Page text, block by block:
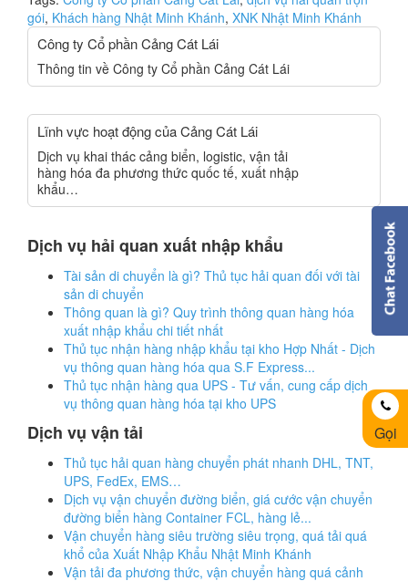
gói, Khách hàng Nhật Minh Khánh, XNK Nhật Minh Khánh
Công ty Cổ phần Cảng Cát Lái
Thông tin về Công ty Cổ phần Cảng Cát Lái
Lĩnh vực hoạt động của Cảng Cát Lái
Dịch vụ khai thác cảng biển, logistic, vận tải
hàng hóa đa phương thức quốc tế, xuất nhập
khẩu…
Dịch vụ hải quan xuất nhập khẩu
Tài sản di chuyển là gì? Thủ tục hải quan đối với tài
sản di chuyển
Thông quan là gì? Quy trình thông quan hàng hóa
xuất nhập khẩu chi tiết nhất
Thủ tục nhận hàng nhập khẩu tại kho Hợp Nhất - Dịch
vụ thông quan hàng hóa qua S.F Express...
Thủ tục nhận hàng qua UPS - Tư vấn, cung cấp dịch
vụ thông quan hàng hóa tại kho UPS
Dịch vụ vận tải
Thủ tục hải quan hàng chuyển phát nhanh DHL, TNT,
UPS, FedEx, EMS…
Dịch vụ vận chuyển đường biển, giá cước vận chuyển
đường biển hàng Container FCL, hàng lẻ...
Vận chuyển hàng siêu trường siêu trọng, quá tải quá
khổ của Xuất Nhập Khẩu Nhật Minh Khánh
Vận tải đa phương thức, vận chuyển hàng quá cảnh
Gọi